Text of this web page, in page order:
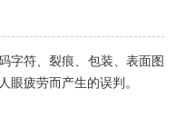
字符、裂痕、包装、表面图
眼疲劳而产生的误判。